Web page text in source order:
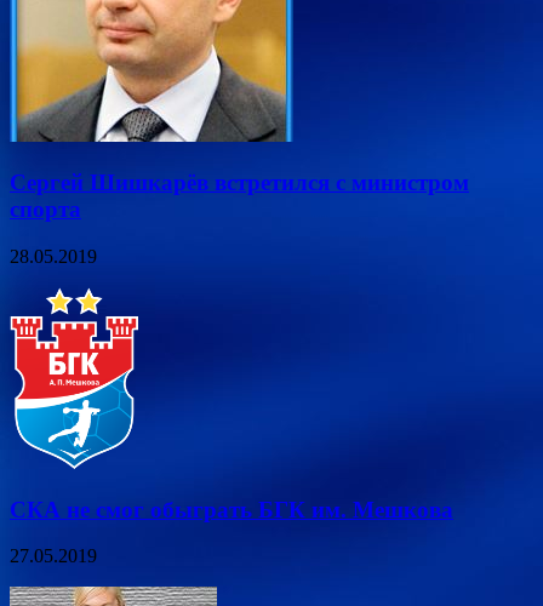
Сергей Шишкарёв встретился с министром
спорта
28.05.2019
СКА не смог обыграть БГК им. Мешкова
27.05.2019